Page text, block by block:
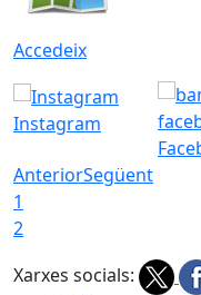
Accedeix
Instagram
AnteriorSegüent
1
2
Xarxes socials: